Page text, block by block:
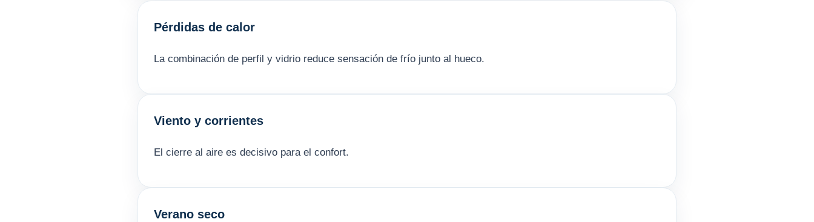
Pérdidas de calor
La combinación de perfil y vidrio reduce sensación de frío junto al hueco.
Viento y corrientes
El cierre al aire es decisivo para el confort.
Verano seco